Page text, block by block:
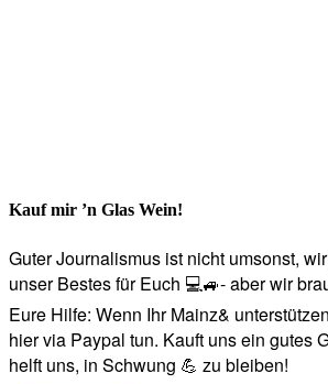
Kauf mir ’n Glas Wein!
Guter Journalismus ist nicht umsonst,
unser Bestes für Euch 💻🚙- aber wir
Eure Hilfe: Wenn Ihr Mainz&
hier via Paypal tun. Kauft uns ein gutes
helft uns, in Schwung 💪 zu bleiben!